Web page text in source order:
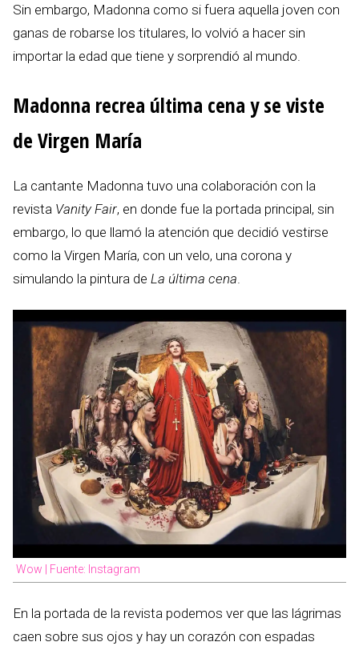
Sin embargo, Madonna como si fuera aquella joven con
ganas de robarse los titulares, lo volvió a hacer sin
importar la edad que tiene y sorprendió al mundo.
Madonna recrea última cena y se viste
de Virgen María
La cantante Madonna tuvo una colaboración con la
revista Vanity Fair, en donde fue la portada principal, sin
embargo, lo que llamó la atención que decidió vestirse
como la Virgen María, con un velo, una corona y
simulando la pintura de La última cena.
Wow | Fuente: Instagram
En la portada de la revista podemos ver que las lágrimas
caen sobre sus ojos y hay un corazón con espadas